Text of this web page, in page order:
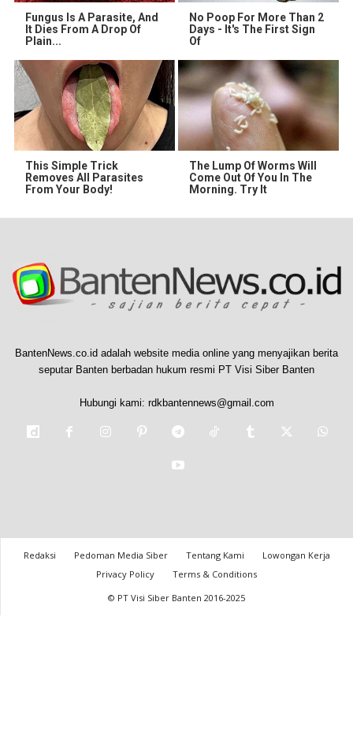
Fungus Is A Parasite, And
It Dies From A Drop Of
Plain...
No Poop For More Than 2
Days - It's The First Sign
Of
This Simple Trick
Removes All Parasites
From Your Body!
The Lump Of Worms Will
Come Out Of You In The
Morning. Try It
BantenNews.co.id adalah website media online yang menyajikan berita
seputar Banten berbadan hukum resmi PT Visi Siber Banten
Hubungi kami: rdkbantennews@gmail.com
Redaksi Pedoman Media Siber Tentang Kami
Lowongan Kerja
Privacy Policy
Terms & Conditions
© PT Visi Siber Banten 2016-2025